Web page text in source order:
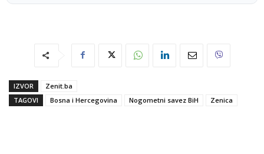
IZVOR
Zenit.ba
TAGOVI
Bosna i Hercegovina Nogometni savez BiH Zenica